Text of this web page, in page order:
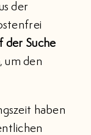
der
der Suche
, um den
haben